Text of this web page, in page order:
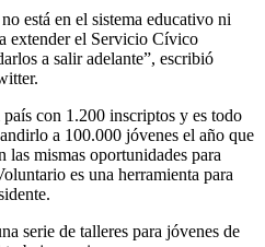
está en el sistema educativo ni
extender el Servicio Cívico
a salir adelante”, escribió
con 1.200 inscriptos y es todo
a 100.000 jóvenes el año que
las mismas oportunidades para
es una herramienta para
serie de talleres para jóvenes de